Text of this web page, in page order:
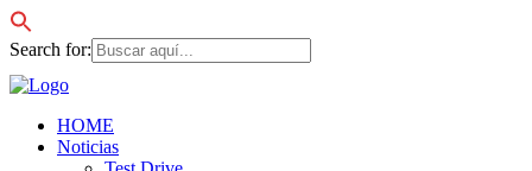
Search for:
HOME
Noticias